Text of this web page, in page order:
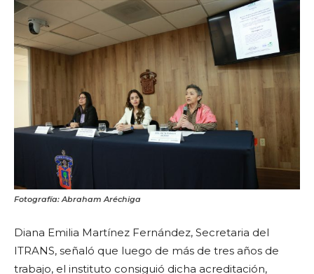
Fotografía: Abraham Aréchiga
Diana Emilia Martínez Fernández, Secretaria del
ITRANS, señaló que luego de más de tres años de
trabajo, el instituto consiguió dicha acreditación,